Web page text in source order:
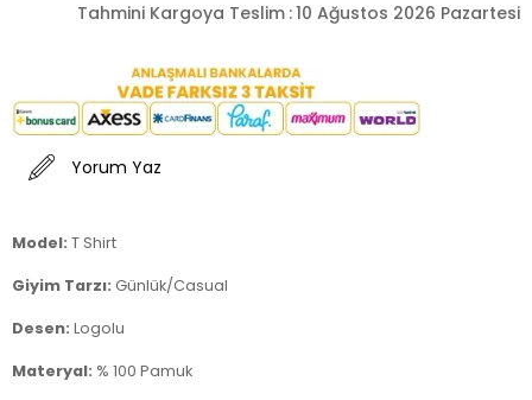
Tahmini Kargoya Teslim :10 Ağustos 2026 Pazartesi
Yorum Yaz
Model: T Shirt
Giyim Tarzı: Günlük/Casual
Desen: Logolu
Materyal: % 100 Pamuk